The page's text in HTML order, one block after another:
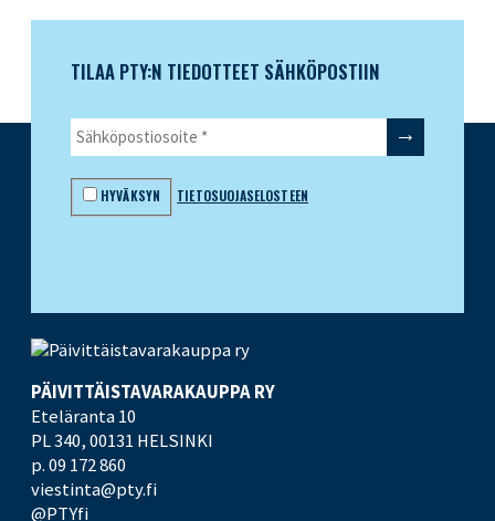
TILAA PTY:N TIEDOTTEET SÄHKÖPOSTIIN
HYVÄKSYN TIETOSUOJASELOSTEEN
PÄIVITTÄISTAVARA­KAUPPA RY
Eteläranta 10
PL 340,00131 HELSINKI
p. 09 172 860
viestinta@pty.fi
@PTYfi